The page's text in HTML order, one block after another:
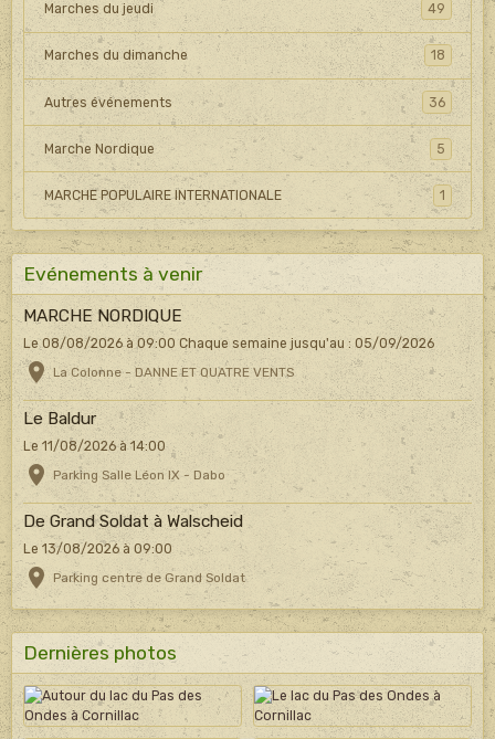
Marches du jeudi 49
Marches du dimanche 18
Autres événements 36
Marche Nordique 5
MARCHE POPULAIRE INTERNATIONALE 1
Evénements à venir
MARCHE NORDIQUE
Le 08/08/2026 à 09:00 Chaque semaine jusqu'au : 05/09/2026
La Colonne - DANNE ET QUATRE VENTS
Le Baldur
Le 11/08/2026 à 14:00
Parking Salle Léon IX - Dabo
De Grand Soldat à Walscheid
Le 13/08/2026 à 09:00
Parking centre de Grand Soldat
Dernières photos